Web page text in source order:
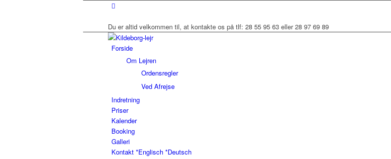
Du er altid velkommen til, at kontakte os på tlf: 28 55 95 63 eller 28 97 69 89
Forside
Om Lejren
Ordensregler
Ved Afrejse
Indretning
Priser
Kalender
Booking
Galleri
Kontakt *Englisch *Deutsch